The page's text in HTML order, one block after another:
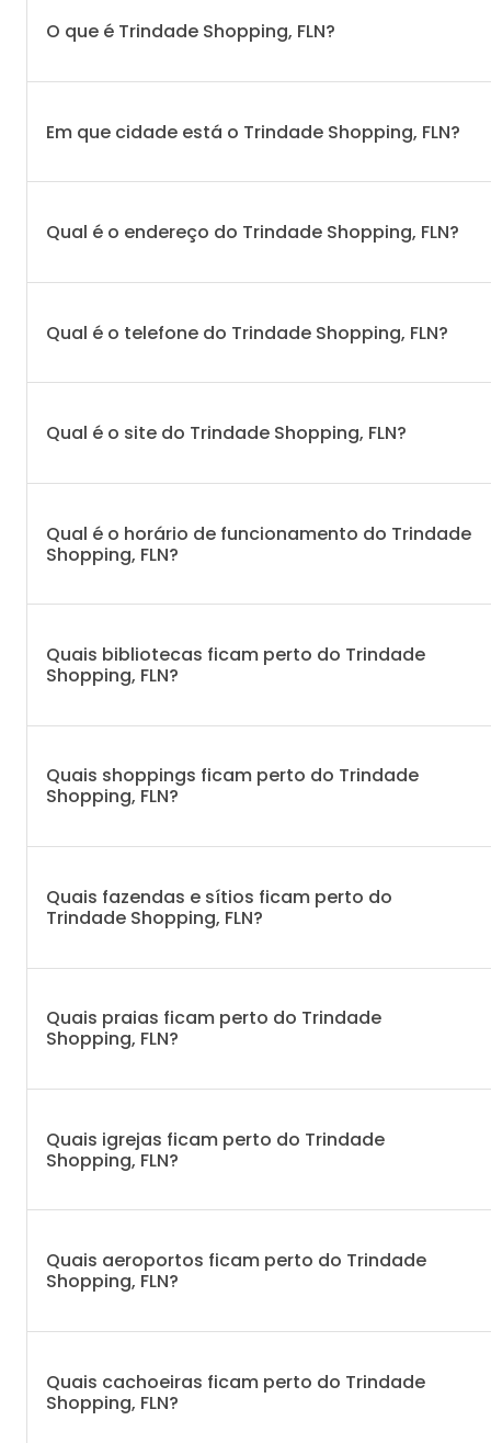
O que é Trindade Shopping, FLN?
Em que cidade está o Trindade Shopping, FLN?
Qual é o endereço do Trindade Shopping, FLN?
Qual é o telefone do Trindade Shopping, FLN?
Qual é o site do Trindade Shopping, FLN?
Qual é o horário de funcionamento do Trindade
Shopping, FLN?
Quais bibliotecas ficam perto do Trindade
Shopping, FLN?
Quais shoppings ficam perto do Trindade
Shopping, FLN?
Quais fazendas e sítios ficam perto do
Trindade Shopping, FLN?
Quais praias ficam perto do Trindade
Shopping, FLN?
Quais igrejas ficam perto do Trindade
Shopping, FLN?
Quais aeroportos ficam perto do Trindade
Shopping, FLN?
Quais cachoeiras ficam perto do Trindade
Shopping, FLN?